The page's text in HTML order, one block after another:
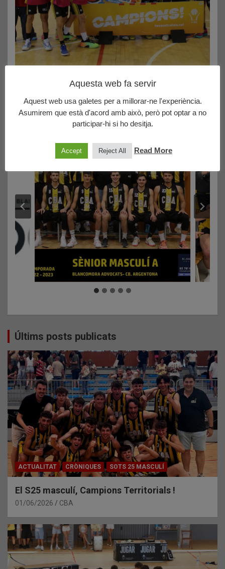
Últims i importantíssims partits del CBA
Demà diumenge , el nostre Pre-Mini Masculí Negre, juga el
Últims posts publicats
ACTUALITAT CRÒNIQUES SOTS 25 MASCULÍ
El S25 masculí, Campions Territorials !
01/06/2026 CBA
Aquesta web fa servir
Aquest web usa galetes per a millorar-ne l'experiència.
Asumirem que està d'acord amb això, però pot optar a no
participar-hi si ho desitja.
Accept Reject All Read More